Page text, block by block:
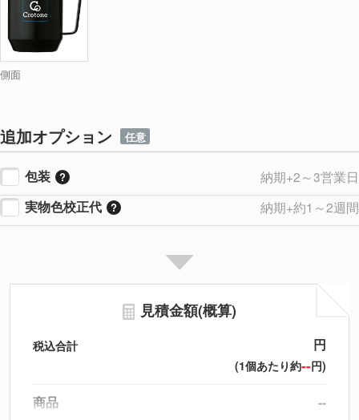
側面
追加オプション 任意
包装
納期+2～3営業日
実物色校正代
納期+約1～2週間
見積金額(概算)
税込合計 円
(1個あたり約--円)
商品
--